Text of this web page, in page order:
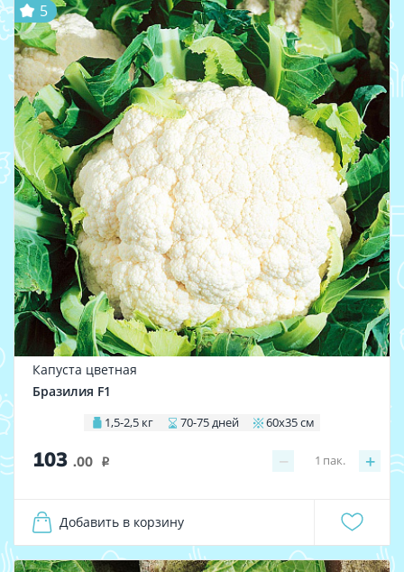
5
Капуста цветная
Бразилия F1
1,5-2,5 кг 70-75 дней 60х35 см
103 .00 i − +
1 пак.
Добавить в корзину